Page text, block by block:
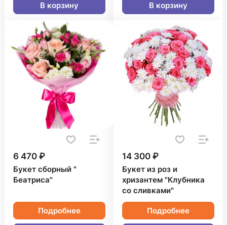
В корзину В корзину
6 470 ₽
Букет сборный "
Беатриса"
Подробнее
14 300 ₽
Букет из роз и
хризантем "Клубника
со сливками"
Подробнее